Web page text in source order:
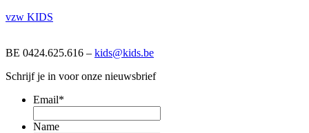
vzw KIDS
BE 0424.625.616 – kids@kids.be
Schrijf je in voor onze nieuwsbrief
Email*
Name